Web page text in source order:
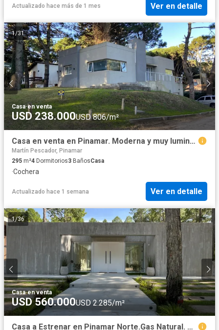
Actualizado hace más de 1 mes Ver en detalle
1/31
Casa·en venta
USD 238.000USD 806/m²
Casa en venta en Pinamar. Moderna y muy luminosa. 3 dorm + dependencia
Martín Pescador, Pinamar
295 m²4 Dormitorios3 BañosCasa
·Cochera
Actualizado hace 1 semana Ver en detalle
1/36
Casa·en venta
USD 560.000USD 2.285/m²
Casa a Estrenar en Pinamar Norte.Gas Natural. Piscina. Financiación